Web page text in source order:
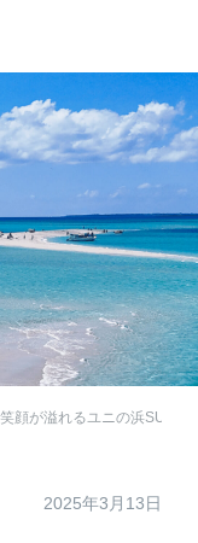
顔が溢れるユニの浜SUPツ
2025年3月13日